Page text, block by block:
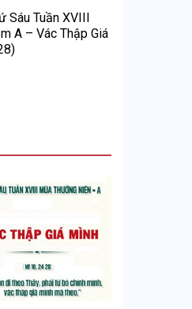
Sáu Tuần XVIII
A – Vác Thập Giá